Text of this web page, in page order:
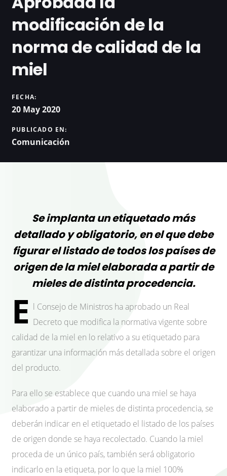
modificación de la
norma de calidad de la
miel
FECHA:
20 May 2020
PUBLICADO EN:
Comunicación
Se implanta un etiquetado más
detallado y obligatorio, en el que debe
figurar el listado de todos los países de
origen de la miel elaborada a partir de
mieles de distinta procedencia.
E l Consejo de Ministros ha aprobado un Real
Decreto que modifica la normativa vigente sobre
calidad de la miel en lo relativo a su etiquetado para
garantizar una información más detallada sobre el origen
del producto.
Para ello se establece que cuando una miel se haya
elaborado a partir de mieles de distinta procedencia, se
deberán indicar en el etiquetado el listado de los países
de origen donde se haya recolectado. Cuando la miel
proceda de un único país, también será obligatorio
indicarlo en la etiqueta, por lo que la miel 100%